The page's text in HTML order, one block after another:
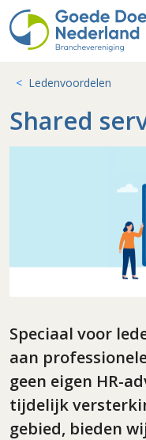
Ledenvoordelen
Shared
Speciaal voor
aan
geen eigen HR-
tijdelijk
gebied, bieden